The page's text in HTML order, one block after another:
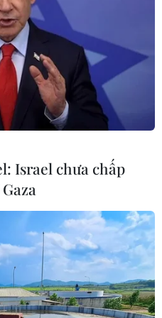
#Vũ Ngọc Lý
Campuchia
Israel chưa chấp